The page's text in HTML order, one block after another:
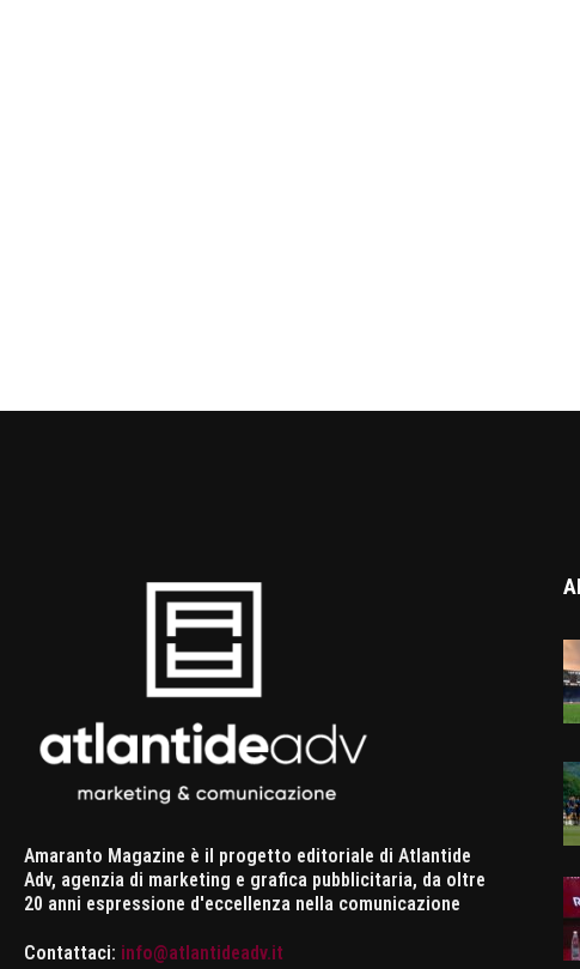
Amaranto Magazine è il progetto editoriale di Atlantide
Adv, agenzia di marketing e grafica pubblicitaria, da oltre
20 anni espressione d'eccellenza nella comunicazione
Contattaci: info@atlantideadv.it